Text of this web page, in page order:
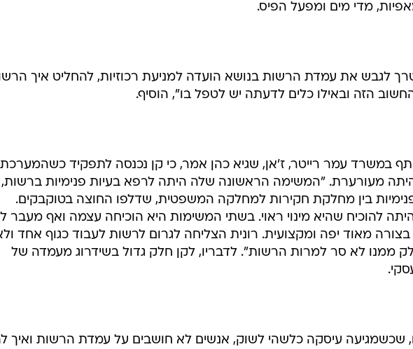
מדי מים ומפעל הפיס.
לגבש את עמדת הרשות בנושא הועדה למניעת רכוזיות, להחליט איך
הזה ובאילו כלים לדעתה יש לטפל בו", הוסיף.
במשרד עמר רייטר, ז'אן, שגיא כהן אמר, כי קן נכנסה לתפקיד כשהמערכת
מעורערת. "המשימה הראשונה שלה היתה לרפא בעיות פנימיות ברשות,
בין מחלקת חקירות למחלקה המשפטית, שדלפו החוצה בטוקבקים.
להוכיח שהיא מינוי ראוי. בשתי המשימות היא הוכיחה עצמה ואף מעבר
מאוד יפה ומקצועית. רונית הצליחה לגרום לרשות לעבוד כגוף אחד
ממנו לא סר למרות הרשות". לדבריו, לקן חלק גדול בשידרוג מעמדה של
שכשמגיעה עיסקה כלשהי לשוק, אנשים לא חושבים על עמדת הרשות ואיך